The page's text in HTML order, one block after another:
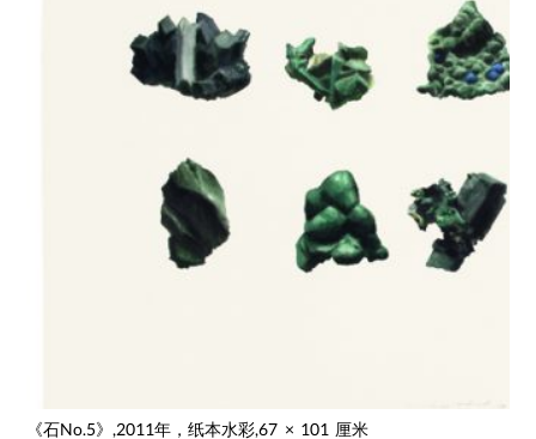
《石No.5》,2011年，纸本水彩,67 × 101 厘米